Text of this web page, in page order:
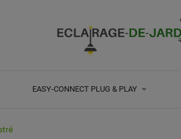
EASY-CONNECT PLUG & PLAY